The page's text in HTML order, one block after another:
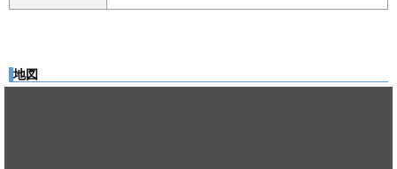
地図